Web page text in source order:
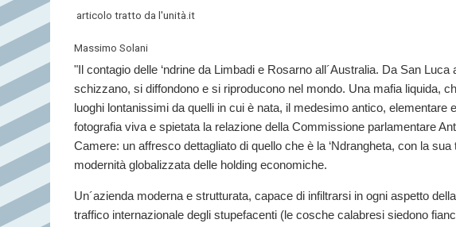
articolo tratto da l'unità.it
Massimo Solani
"Il contagio delle ‘ndrine da Limbadi e Rosarno all´Australia. Da San
schizzano, si diffondono e si riproducono nel mondo. Una mafia liquida,
luoghi lontanissimi da quelli in cui è nata, il medesimo antico, elementare
fotografia viva e spietata la relazione della Commissione parlamentare
Camere: un affresco dettagliato di quello che è la ‘Ndrangheta, con la
modernità globalizzata delle holding economiche.
Un´azienda moderna e strutturata, capace di infiltrarsi in ogni aspetto
traffico internazionale degli stupefacenti (le cosche calabresi siedono